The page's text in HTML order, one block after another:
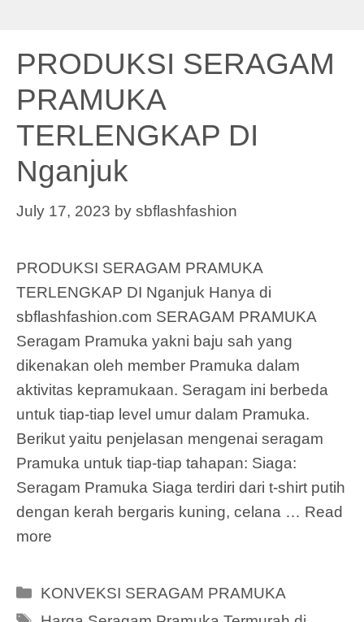
PRODUKSI SERAGAM
PRAMUKA
TERLENGKAP DI
Nganjuk
July 17, 2023 by sbflashfashion
PRODUKSI SERAGAM PRAMUKA
TERLENGKAP DI Nganjuk Hanya di
sbflashfashion.com SERAGAM PRAMUKA
Seragam Pramuka yakni baju sah yang
dikenakan oleh member Pramuka dalam
aktivitas kepramukaan. Seragam ini berbeda
untuk tiap-tiap level umur dalam Pramuka.
Berikut yaitu penjelasan mengenai seragam
Pramuka untuk tiap-tiap tahapan: Siaga:
Seragam Pramuka Siaga terdiri dari t-shirt putih
dengan kerah bergaris kuning, celana … Read
more
Categories
KONVEKSI SERAGAM PRAMUKA
Tags